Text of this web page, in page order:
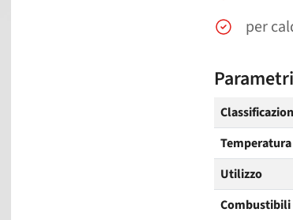
per
Parametri
Utilizzo
Combustibili